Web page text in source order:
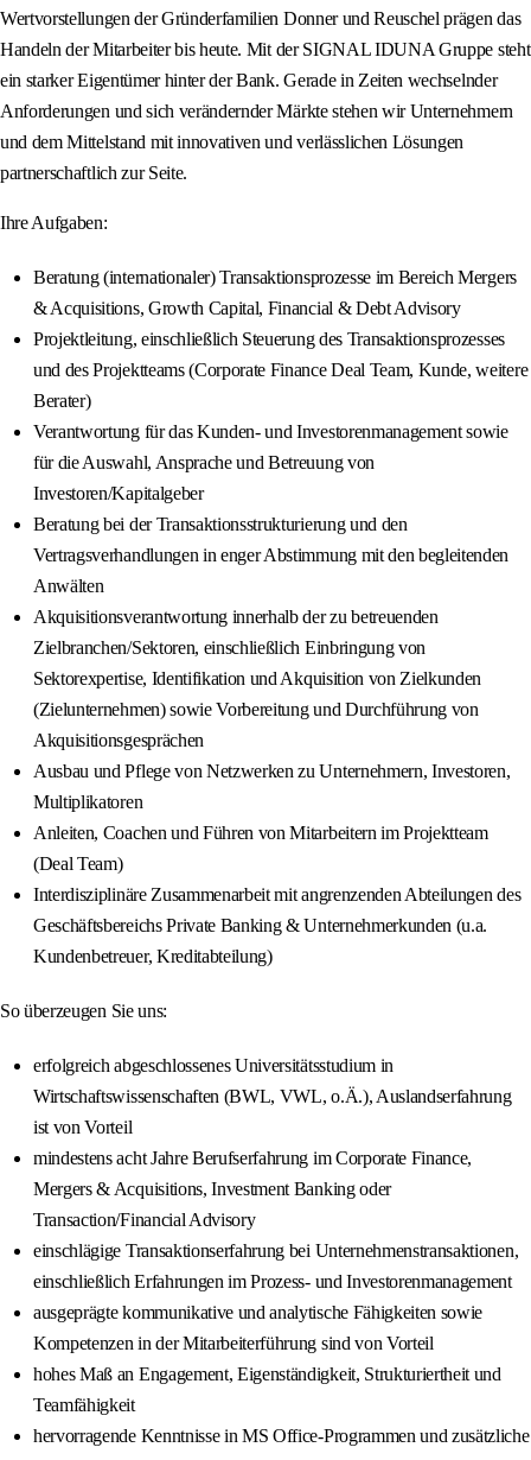
Wertvorstellungen der Gründerfamilien Donner und Reuschel prägen das
Handeln der Mitarbeiter bis heute. Mit der SIGNAL IDUNA Gruppe steht
ein starker Eigentümer hinter der Bank. Gerade in Zeiten wechselnder
Anforderungen und sich verändernder Märkte stehen wir Unternehmern
und dem Mittelstand mit innovativen und verlässlichen Lösungen
partnerschaftlich zur Seite.
Ihre Aufgaben:
Beratung (internationaler) Transaktionsprozesse im Bereich Mergers
& Acquisitions, Growth Capital, Financial & Debt Advisory
Projektleitung, einschließlich Steuerung des Transaktionsprozesses
und des Projektteams (Corporate Finance Deal Team, Kunde, weitere
Berater)
Verantwortung für das Kunden- und Investorenmanagement sowie
für die Auswahl, Ansprache und Betreuung von
Investoren/Kapitalgeber
Beratung bei der Transaktionsstrukturierung und den
Vertragsverhandlungen in enger Abstimmung mit den begleitenden
Anwälten
Akquisitionsverantwortung innerhalb der zu betreuenden
Zielbranchen/Sektoren, einschließlich Einbringung von
Sektorexpertise, Identifikation und Akquisition von Zielkunden
(Zielunternehmen) sowie Vorbereitung und Durchführung von
Akquisitionsgesprächen
Ausbau und Pflege von Netzwerken zu Unternehmern, Investoren,
Multiplikatoren
Anleiten, Coachen und Führen von Mitarbeitern im Projektteam
(Deal Team)
Interdisziplinäre Zusammenarbeit mit angrenzenden Abteilungen des
Geschäftsbereichs Private Banking & Unternehmerkunden (u.a.
Kundenbetreuer, Kreditabteilung)
So überzeugen Sie uns:
erfolgreich abgeschlossenes Universitätsstudium in
Wirtschaftswissenschaften (BWL, VWL, o.Ä.), Auslandserfahrung
ist von Vorteil
mindestens acht Jahre Berufserfahrung im Corporate Finance,
Mergers & Acquisitions, Investment Banking oder
Transaction/Financial Advisory
einschlägige Transaktionserfahrung bei Unternehmenstransaktionen,
einschließlich Erfahrungen im Prozess- und Investorenmanagement
ausgeprägte kommunikative und analytische Fähigkeiten sowie
Kompetenzen in der Mitarbeiterführung sind von Vorteil
hohes Maß an Engagement, Eigenständigkeit, Strukturiertheit und
Teamfähigkeit
hervorragende Kenntnisse in MS Office-Programmen und zusätzliche